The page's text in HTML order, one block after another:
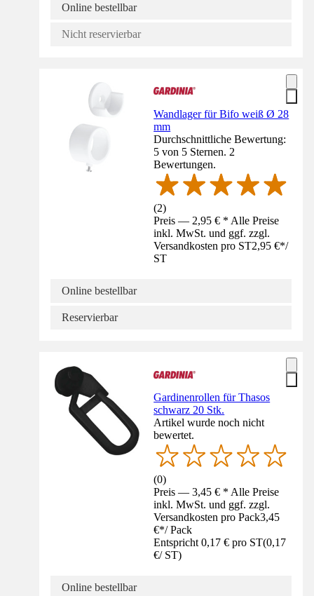
Online bestellbar
Nicht reservierbar
Wandlager für Bifo weiß Ø 28
mm
Durchschnittliche Bewertung:
5 von 5 Sternen. 2
Bewertungen.
(2)
Preis — 2,95 € * Alle Preise
inkl. MwSt. und ggf. zzgl.
Versandkosten pro ST2,95 €*/
ST
Online bestellbar
Reservierbar
Gardinenrollen für Thasos
schwarz 20 Stk.
Artikel wurde noch nicht
bewertet.
(0)
Preis — 3,45 € * Alle Preise
inkl. MwSt. und ggf. zzgl.
Versandkosten pro Pack3,45
€*/ Pack
Entspricht 0,17 € pro ST(0,17
€/ ST)
Online bestellbar